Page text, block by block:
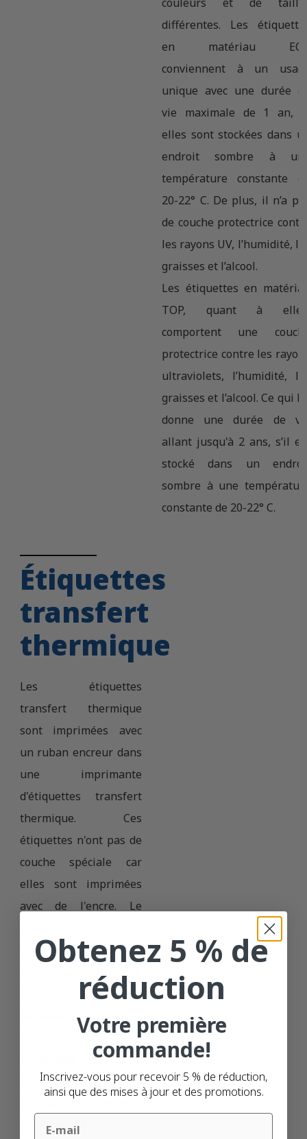
différentes. Les
en matériau
conviennent à un
unique avec une durée
vie maximale de 1 an,
elles sont stockées dans
endroit sombre à
température constante
20-22° C. De plus, il n’a
de couche protectrice
les rayons UV, l’humidité,
graisses et l’alcool.
Les étiquettes en
TOP, quant à
comportent une
protectrice contre les
ultraviolets, l’humidité,
graisses et l’alcool. Ce qui
donne une durée de
allant jusqu'à 2 ans, s’il
stocké dans un
sombre à une
constante de 20-22° C.
Étiquettes
transfert
thermique
Les étiquettes
transfert thermique
sont imprimées avec
un ruban encreur dans
une imprimante
d'étiquettes transfert
thermique. Ces
étiquettes n'ont pas de
couche spéciale car
elles sont imprimées
avec de l'encre. Le
chauffé dans
nécessaire soit réalisée
sur les étiquettes.
L'avantage de cette
technique d'impression
est que vos étiquettes
resteront lisibles et
Obtenez 5 % de
réduction
Votre première
commande!
Inscrivez-vous pour recevoir 5 % de réduction,
ainsi que des mises à jour et des promotions.
Email